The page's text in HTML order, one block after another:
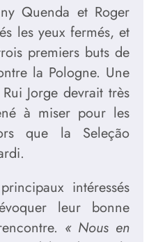
Quenda et Roger
les yeux fermés, et
premiers buts de
la Pologne. Une
Jorge devrait très
à miser pour les
que la Seleção
intéressés
leur bonne
« Nous en